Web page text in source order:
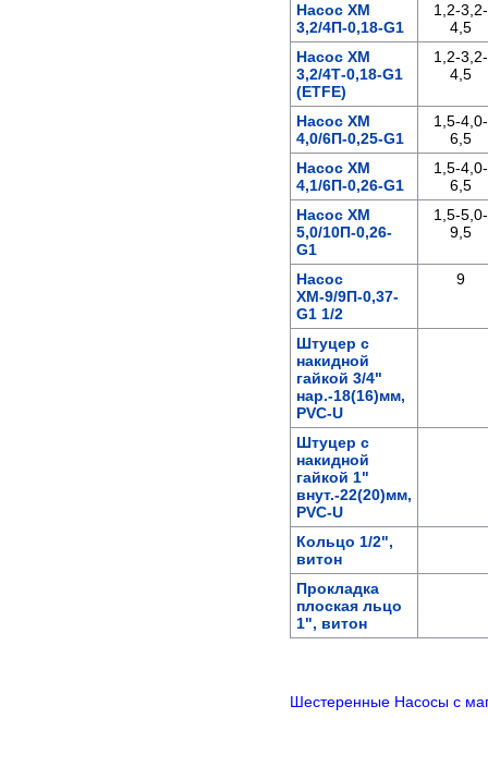
Насос ХМ
3,2/4П-0,18-G1
1,2-3,2-
4,5
Насос ХМ
3,2/4Т-0,18-G1
(ЕTFE)
1,2-3,2-
4,5
Насос ХМ
4,0/6П-0,25-G1
1,5-4,0-
6,5
Насос ХМ
4,1/6П-0,26-G1
1,5-4,0-
6,5
Насос ХМ
5,0/10П-0,26-
G1
1,5-5,0-
9,5
Насос
ХМ-9/9П-0,37-
G1 1/2
9
Штуцер с
накидной
гайкой 3/4"
нар.-18(16)мм,
PVC-U
Штуцер с
накидной
гайкой 1"
внут.-22(20)мм,
PVC-U
Кольцо 1/2",
витон
Прокладка
плоская льцо
1", витон
Шестеренные Насосы c